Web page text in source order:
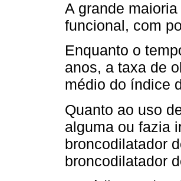
A grande
funcional, com
Enquanto o
anos, a taxa de
médio do índice
Quanto ao uso
alguma ou fazia
broncodilatador
broncodilatador